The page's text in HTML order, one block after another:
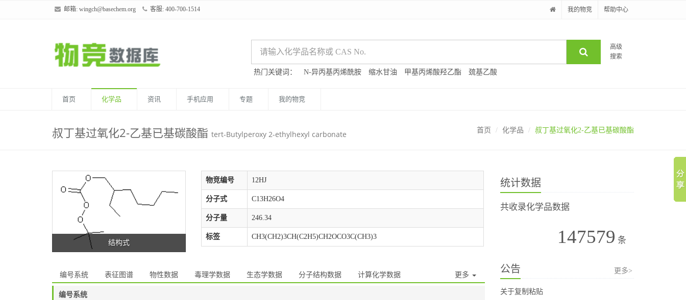
邮箱: wingch@basechem.org 客服: 400-700-1514 我的物竞 帮助中心
高级
搜索
热门关键词： N-异丙基丙烯酰胺 缩水甘油 甲基丙烯酸羟乙酯 巯基乙酸
首页 化学品 资讯 手机应用 专题 我的物竞
叔丁基过氧化2-乙基已基碳酸酯 tert-Butylperoxy 2-ethylhexyl carbonate 首页 化学品 叔丁基过氧化2-乙基已基碳酸酯
结构式
物竞编号 12HJ
分子式 C13H26O4
分子量 246.34
标签 CH3(CH2)3CH(C2H5)CH2OCO3C(CH3)3
编号系统 表征图谱 物性数据 毒理学数据 生态学数据 分子结构数据 计算化学数据 更多
编号系统
统计数据
共收录化学品数据
147579 条
公告 更多>
关于复制粘贴